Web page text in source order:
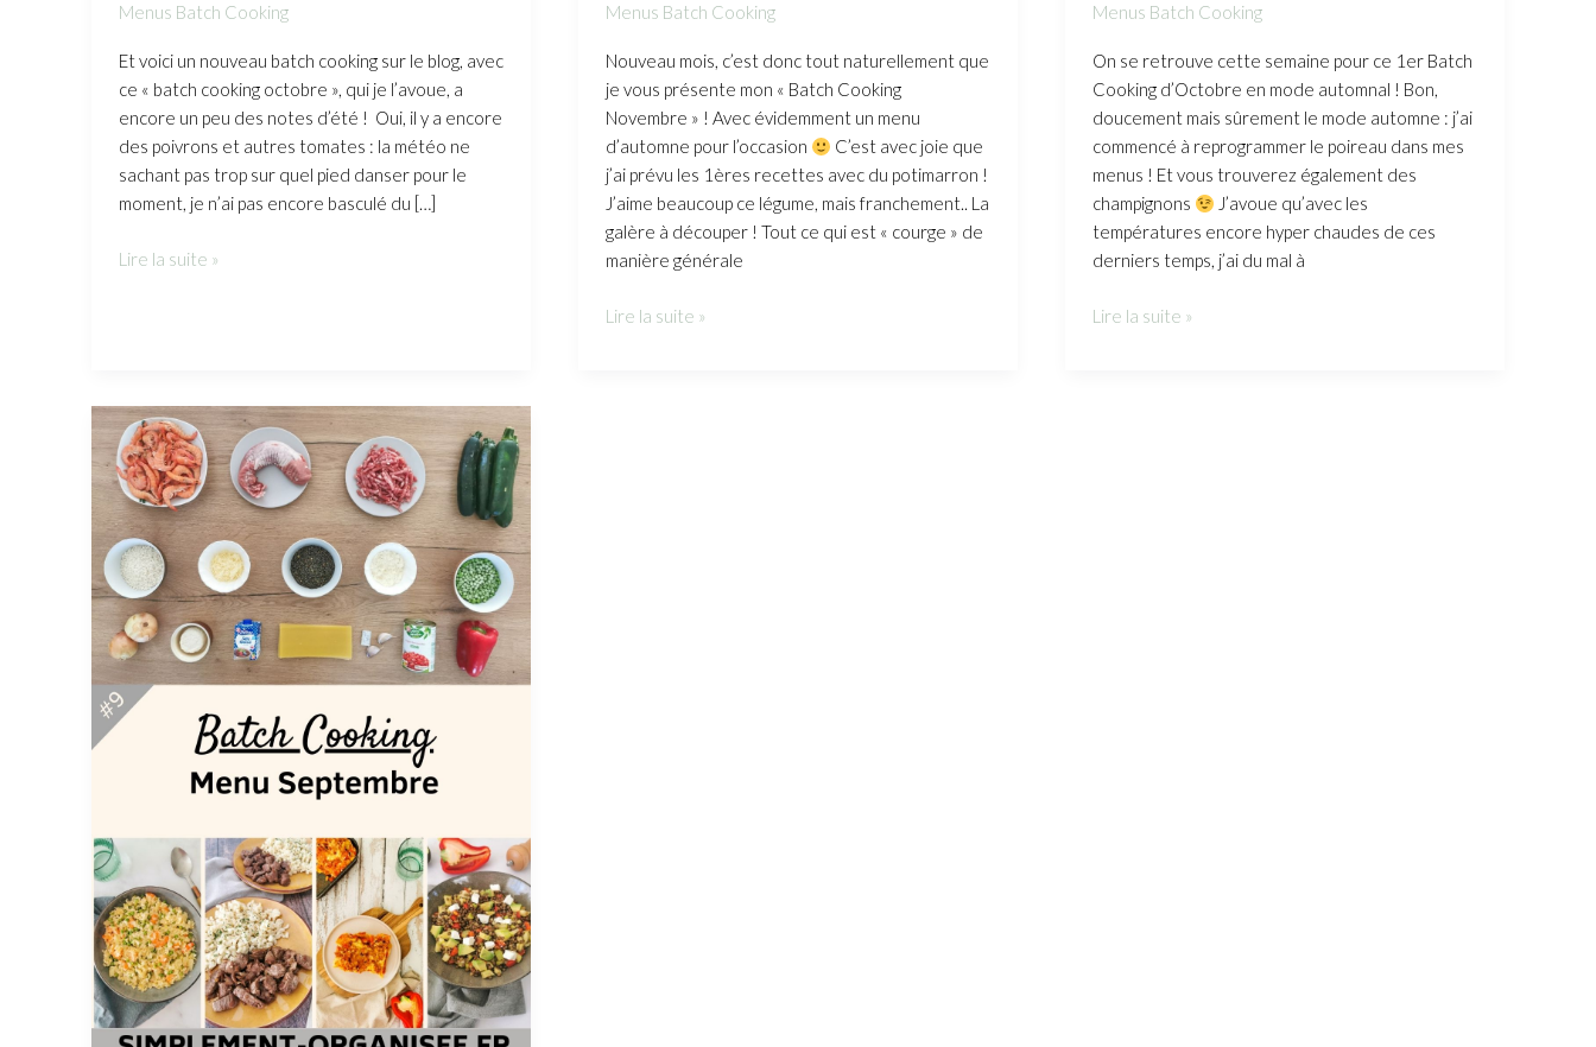
Menus Batch Cooking
Et voici un nouveau batch cooking sur le blog, avec
ce « batch cooking octobre », qui je l’avoue, a
encore un peu des notes d’été ! Oui, il y a encore
des poivrons et autres tomates : la météo ne
sachant pas trop sur quel pied danser pour le
moment, je n’ai pas encore basculé du […]
Lire la suite »
Menus Batch Cooking
Nouveau mois, c’est donc tout naturellement que
je vous présente mon « Batch Cooking
Novembre » ! Avec évidemment un menu
d’automne pour l’occasion
C’est avec joie que
j’ai prévu les 1ères recettes avec du potimarron !
J’aime beaucoup ce légume, mais franchement.. La
galère à découper ! Tout ce qui est « courge » de
manière générale
Lire la suite »
Menus Batch Cooking
On se retrouve cette semaine pour ce 1er Batch
Cooking d’Octobre en mode automnal ! Bon,
doucement mais sûrement le mode automne : j’ai
commencé à reprogrammer le poireau dans mes
menus ! Et vous trouverez également des
champignons
J’avoue qu’avec les
températures encore hyper chaudes de ces
derniers temps, j’ai du mal à
Lire la suite »
#9
–
Batch
Cooking
Septembre